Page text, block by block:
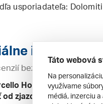
usporiadateľa:
informácie
bez záruky)
Hotel ***
od zjazdovky:400 m
Táto webová
Na
využívame
médiá, inzerciu